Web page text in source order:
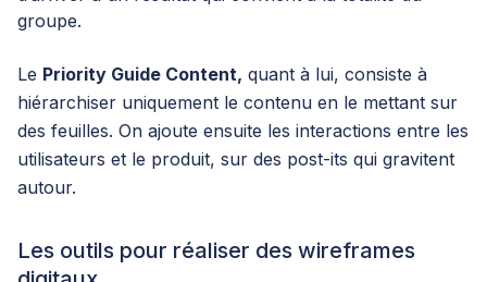
groupe.
Le Priority Guide Content, quant à lui, consiste à
hiérarchiser uniquement le contenu en le mettant sur
des feuilles. On ajoute ensuite les interactions entre les
utilisateurs et le produit, sur des post-its qui gravitent
autour.
Les outils pour réaliser des wireframes